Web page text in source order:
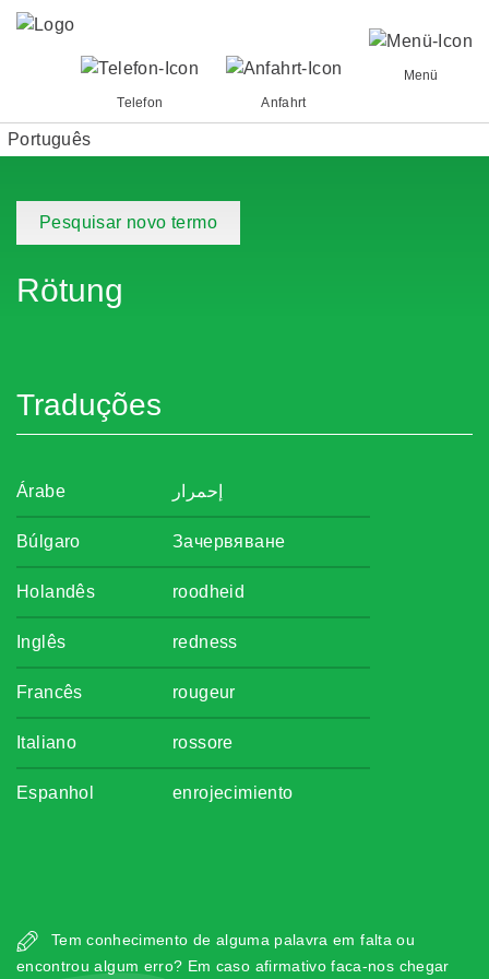
Menü
Telefon
Anfahrt
Português
Pesquisar novo termo
Rötung
Traduções
Árabe إحمرار
Búlgaro Зачервяване
Holandês roodheid
Inglês redness
Francês rougeur
Italiano rossore
Espanhol enrojecimiento
Tem conhecimento de alguma palavra em falta ou
encontrou algum erro? Em caso afirmativo faca-nos chegar